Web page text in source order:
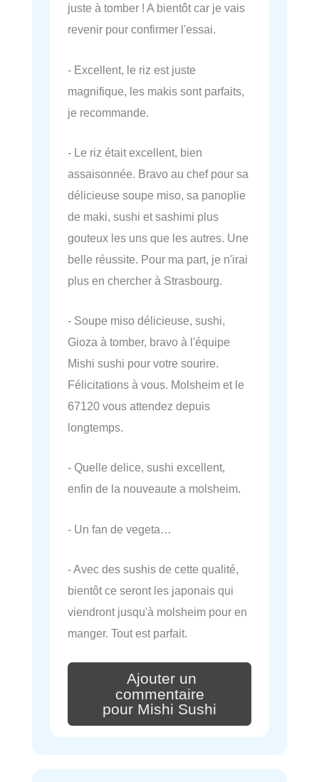
juste à tomber ! A bientôt car je vais
revenir pour confirmer l'essai.
- Excellent, le riz est juste
magnifique, les makis sont parfaits,
je recommande.
- Le riz était excellent, bien
assaisonnée. Bravo au chef pour sa
délicieuse soupe miso, sa panoplie
de maki, sushi et sashimi plus
gouteux les uns que les autres. Une
belle réussite. Pour ma part, je n'irai
plus en chercher à Strasbourg.
- Soupe miso délicieuse, sushi,
Gioza à tomber, bravo à l'équipe
Mishi sushi pour votre sourire.
Félicitations à vous. Molsheim et le
67120 vous attendez depuis
longtemps.
- Quelle delice, sushi excellent,
enfin de la nouveaute a molsheim.
- Un fan de vegeta…
- Avec des sushis de cette qualité,
bientôt ce seront les japonais qui
viendront jusqu'à molsheim pour en
manger. Tout est parfait.
Ajouter un
commentaire
pour Mishi Sushi